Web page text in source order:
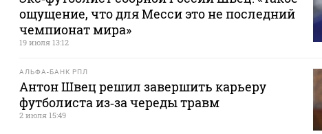
ощущение, что для Месси это не последний
чемпионат мира»
19 июля 13:12
АЛЬФА-БАНК РПЛ
Антон Швец решил завершить карьеру
футболиста из‑за череды травм
2 июля 15:49